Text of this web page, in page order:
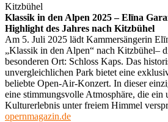
Kitzbühel
Klassik in den Alpen 2025 – Elīna
Highlight des Jahres nach Kitzbühel
Am 5. Juli 2025 lädt Kammersängerin
„Klassik in den Alpen“ nach Kitzbühel–
besonderen Ort: Schloss Kaps. Das
unvergleichlichen Park bietet eine
beliebte Open-Air-Konzert. In dieser
eine stimmungsvolle Atmosphäre, die ein
Kulturerlebnis unter freiem Himmel
opernmagazin.de